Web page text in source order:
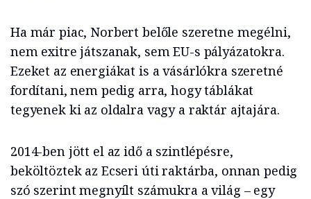
Ha már piac, Norbert belőle szeretne megélni,
nem exitre játszanak, sem EU-s pályázatokra.
Ezeket az energiákat is a vásárlókra szeretné
fordítani, nem pedig arra, hogy táblákat
tegyenek ki az oldalra vagy a raktár ajtajára.
2014-ben jött el az idő a szintlépésre,
beköltöztek az Ecseri úti raktárba, onnan pedig
szó szerint megnyílt számukra a világ – egy